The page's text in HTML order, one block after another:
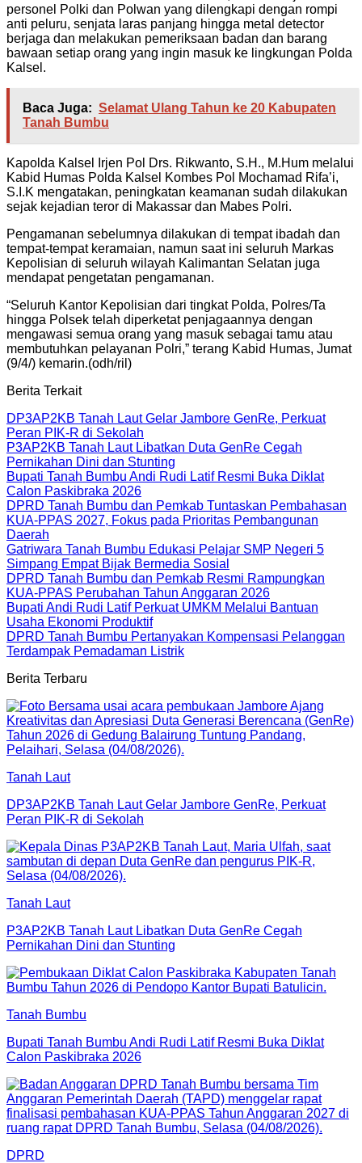
personel Polki dan Polwan yang dilengkapi dengan rompi
anti peluru, senjata laras panjang hingga metal detector
berjaga dan melakukan pemeriksaan badan dan barang
bawaan setiap orang yang ingin masuk ke lingkungan Polda
Kalsel.
Baca Juga: Selamat Ulang Tahun ke 20 Kabupaten
Tanah Bumbu
Kapolda Kalsel Irjen Pol Drs. Rikwanto, S.H., M.Hum melalui
Kabid Humas Polda Kalsel Kombes Pol Mochamad Rifa’i,
S.I.K mengatakan, peningkatan keamanan sudah dilakukan
sejak kejadian teror di Makassar dan Mabes Polri.
Pengamanan sebelumnya dilakukan di tempat ibadah dan
tempat-tempat keramaian, namun saat ini seluruh Markas
Kepolisian di seluruh wilayah Kalimantan Selatan juga
mendapat pengetatan pengamanan.
“Seluruh Kantor Kepolisian dari tingkat Polda, Polres/Ta
hingga Polsek telah diperketat penjagaannya dengan
mengawasi semua orang yang masuk sebagai tamu atau
membutuhkan pelayanan Polri,” terang Kabid Humas, Jumat
(9/4/) kemarin.(odh/ril)
Berita Terkait
DP3AP2KB Tanah Laut Gelar Jambore GenRe, Perkuat
Peran PIK-R di Sekolah
P3AP2KB Tanah Laut Libatkan Duta GenRe Cegah
Pernikahan Dini dan Stunting
Bupati Tanah Bumbu Andi Rudi Latif Resmi Buka Diklat
Calon Paskibraka 2026
DPRD Tanah Bumbu dan Pemkab Tuntaskan Pembahasan
KUA-PPAS 2027, Fokus pada Prioritas Pembangunan
Daerah
Gatriwara Tanah Bumbu Edukasi Pelajar SMP Negeri 5
Simpang Empat Bijak Bermedia Sosial
DPRD Tanah Bumbu dan Pemkab Resmi Rampungkan
KUA-PPAS Perubahan Tahun Anggaran 2026
Bupati Andi Rudi Latif Perkuat UMKM Melalui Bantuan
Usaha Ekonomi Produktif
DPRD Tanah Bumbu Pertanyakan Kompensasi Pelanggan
Terdampak Pemadaman Listrik
Berita Terbaru
Tanah Laut
DP3AP2KB Tanah Laut Gelar Jambore GenRe, Perkuat
Peran PIK-R di Sekolah
Tanah Laut
P3AP2KB Tanah Laut Libatkan Duta GenRe Cegah
Pernikahan Dini dan Stunting
Tanah Bumbu
Bupati Tanah Bumbu Andi Rudi Latif Resmi Buka Diklat
Calon Paskibraka 2026
DPRD